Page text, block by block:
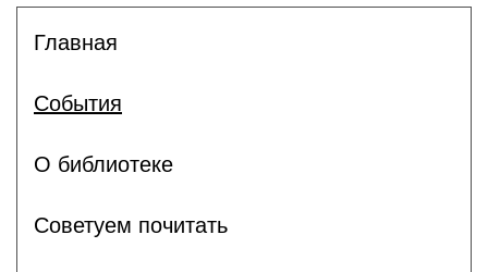
Главная
События
О библиотеке
Советуем почитать